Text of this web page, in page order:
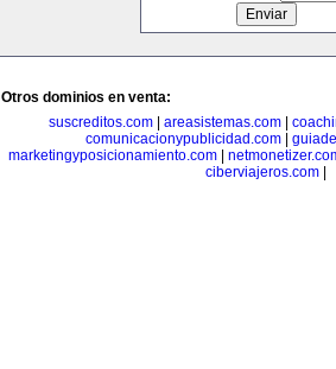
Otros dominios en venta:
suscreditos.com
areasistemas.com
comunicacionypublicidad.com
marketingyposicionamiento.com|
ciberviajeros.com